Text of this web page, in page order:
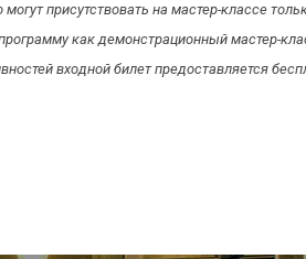
могут присутствовать на мастер-классе
как демонстрационный мастер-
входной билет предоставляется